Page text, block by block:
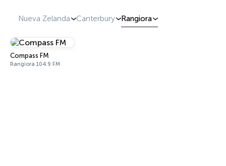
Nueva Zelanda Canterbury Rangiora
Compass FM
Rangiora 104.9 FM